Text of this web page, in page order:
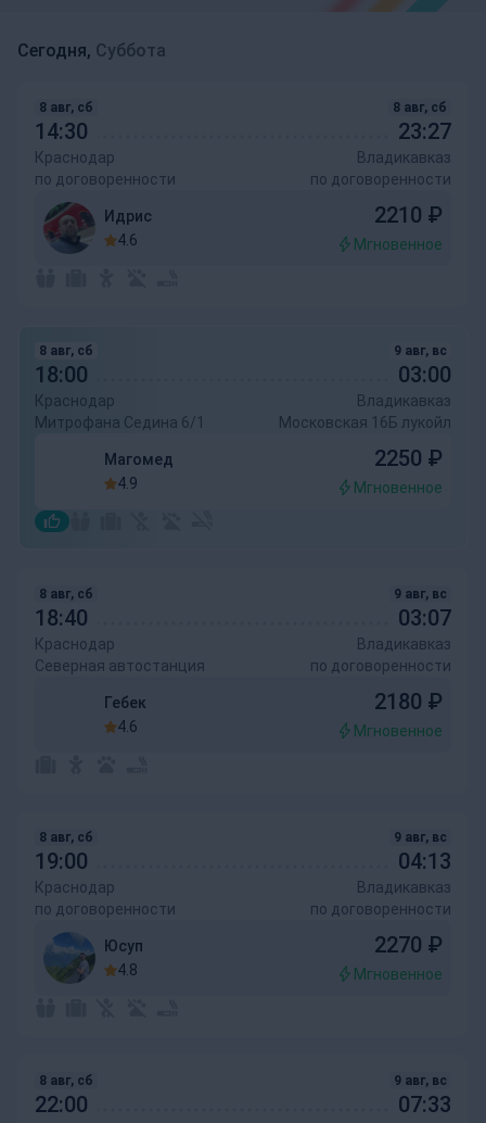
Сегодня, Суббота
14:30
8 авг, сб
Краснодар
по договоренности
23:27
8 авг, сб
Владикавказ
по договоренности
Идрис
4.6
2210 ₽
Мгновенное
18:00
8 авг, сб
Краснодар
Митрофана Седина 6/1
03:00
9 авг, вс
Владикавказ
Московская 16Б лукойл
Магомед
4.9
2250 ₽
Мгновенное
18:40
8 авг, сб
Краснодар
Северная автостанция
03:07
9 авг, вс
Владикавказ
по договоренности
Гебек
4.6
2180 ₽
Мгновенное
19:00
8 авг, сб
Краснодар
по договоренности
04:13
9 авг, вс
Владикавказ
по договоренности
Юсуп
4.8
2270 ₽
Мгновенное
22:00
8 авг, сб
07:33
9 авг, вс